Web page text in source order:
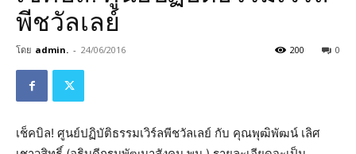
พีชวัลเลย์
โดย admin. - 24/06/2016 0
200
เช็คบิล! ศูนย์ปฏิบัติธรรมเวิร์ลพีชวัลเลย์ กับ คุณพุฒิพัฒน์ เลิศ